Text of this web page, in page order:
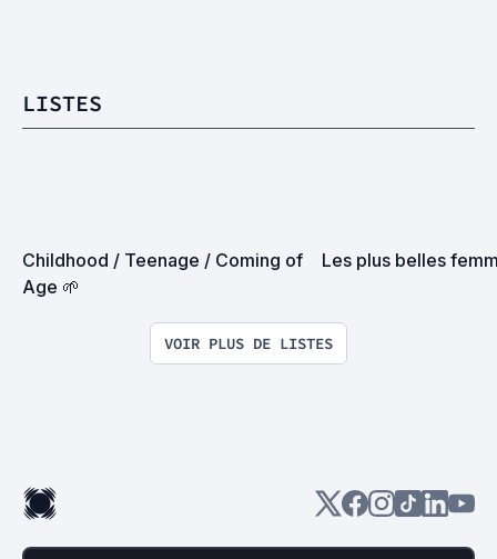
LISTES
Childhood / Teenage / Coming of
Age 🌱
Les plus belles
VOIR PLUS DE LISTES